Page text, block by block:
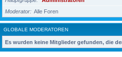
Moderator
Alle Foren
GLOBALE MODERATOREN
Es wurden keine Mitglieder gefunden, die